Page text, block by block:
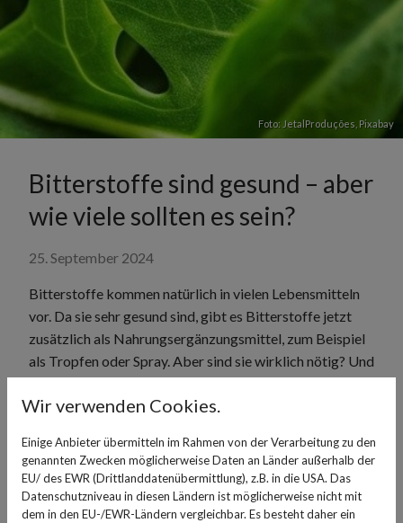
Foto: JetalProduções, Pixabay
Bitterstoffe sind gesund – aber
wie viele sollten es sein?
25. September 2024
Bitterstoffe kommen natürlich in vielen Lebensmitteln
vor. Da sie sehr gesund sind, gibt es Bitterstoffe jetzt
zusätzlich als Nahrungsergänzungsmittel, zum Beispiel
als Tropfen oder Spray. Aber sind sie wirklich nötig? Und
Geschmack. Sie gehören zu den Geschmacksrichtungen
- süß, salzig, sauer und das herzhafte umami sind die
anderen - und sind wichtiger Bestandteil unserer
Ernährung. Die Bitterstoffe sind gut für die Verdauung
Wir verwenden Cookies.
Einige Anbieter übermitteln im Rahmen von der Verarbeitung zu den
genannten Zwecken möglicherweise Daten an Länder außerhalb der
EU/ des EWR (Drittlanddatenübermittlung), z.B. in die USA. Das
Datenschutzniveau in diesen Ländern ist möglicherweise nicht mit
dem in den EU-/EWR-Ländern vergleichbar. Es besteht daher ein